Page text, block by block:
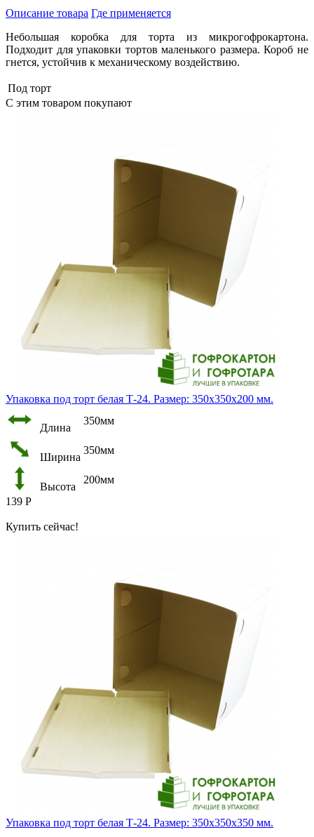
Описание товара Где применяется
Небольшая коробка для торта из микрогофрокартона.
Подходит для упаковки тортов маленького размера. Короб не
гнется, устойчив к механическому воздействию.
Под торт
С этим товаром покупают
Упаковка под торт белая Т-24. Размер: 350х350х200 мм.
Длина
350мм
Ширина
350мм
Высота
200мм
139 Р
Купить сейчас!
Упаковка под торт белая Т-24. Размер: 350х350х350 мм.